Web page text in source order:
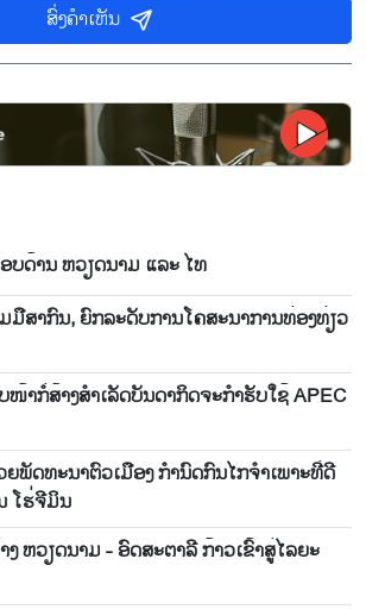
ສົ່ງຄຳເຫັນ
ດ້ານ ຫວຽດນາມ ແລະ ໄທ
ມືສາກົນ, ຍົກລະດັບການໂຄສະນາການທ່ອງທ່ຽວ
າກໍ່ສ້າງສຳເລັດບັນດາກິດຈະກຳຮັບໃຊ້ APEC
ພັດທະນາຕົວເມືອງ ກຳນົດກົນໄກຈຳເພາະທີ່ດີ
ໂຮ່ຈີມິນ
ຫວຽດນາມ - ອົດສະຕາລີ ກ້າວເຂົ້າສູ່ໄລຍະ